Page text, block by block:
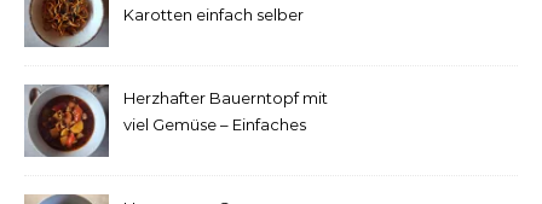
Karotten einfach selber
Herzhafter Bauerntopf mit
viel Gemüse – Einfaches